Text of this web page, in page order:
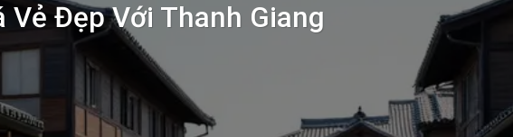
Đẹp Với Thanh Giang